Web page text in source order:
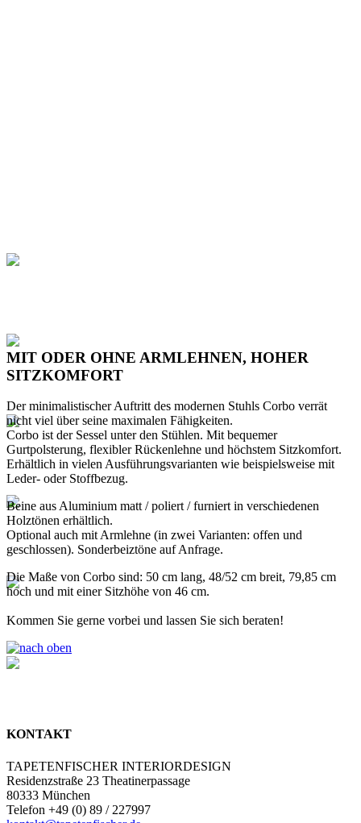
MIT ODER OHNE ARMLEHNEN, HOHER
SITZKOMFORT
Der minimalistischer Auftritt des modernen Stuhls Corbo verrät
nicht viel über seine maximalen Fähigkeiten.
Corbo ist der Sessel unter den Stühlen. Mit bequemer
Gurtpolsterung, flexibler Rückenlehne und höchstem Sitzkomfort.
Erhältlich in vielen Ausführungsvarianten wie beispielsweise mit
Leder- oder Stoffbezug.
Beine aus Aluminium matt / poliert / furniert in verschiedenen
Holztönen erhältlich.
Optional auch mit Armlehne (in zwei Varianten: offen und
geschlossen). Sonderbeiztöne auf Anfrage.
Die Maße von Corbo sind: 50 cm lang, 48/52 cm breit, 79,85 cm
hoch und mit einer Sitzhöhe von 46 cm.
Kommen Sie gerne vorbei und lassen Sie sich beraten!
KONTAKT
TAPETENFISCHER INTERIORDESIGN
Residenzstraße 23 Theatinerpassage
80333 München
Telefon +49 (0) 89 / 227997